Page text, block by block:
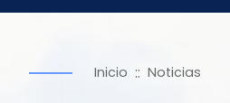
Inicio :: Noticias